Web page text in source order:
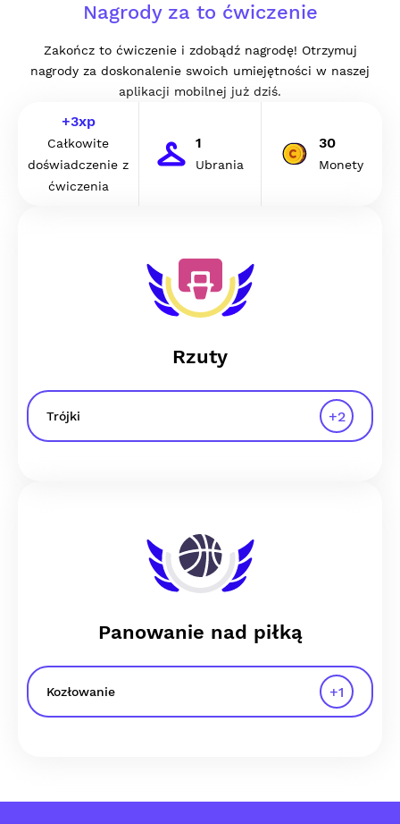
Nagrody za to ćwiczenie
Zakończ to ćwiczenie i zdobądź nagrodę! Otrzymuj
nagrody za doskonalenie swoich umiejętności w naszej
aplikacji mobilnej już dziś.
+3xp
Całkowite
doświadczenie z
ćwiczenia
1
Ubrania
30
Monety
Rzuty
Trójki +2
Panowanie nad piłką
Kozłowanie +1